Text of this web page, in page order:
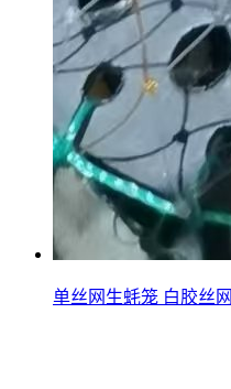
单丝网生蚝笼 白胶丝网